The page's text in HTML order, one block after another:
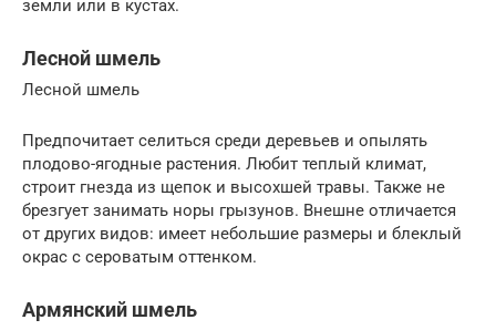
земли или в кустах.
Лесной шмель
Лесной шмель
Предпочитает селиться среди деревьев и опылять
плодово-ягодные растения. Любит теплый климат,
строит гнезда из щепок и высохшей травы. Также не
брезгует занимать норы грызунов. Внешне отличается
от других видов: имеет небольшие размеры и блеклый
окрас с сероватым оттенком.
Армянский шмель